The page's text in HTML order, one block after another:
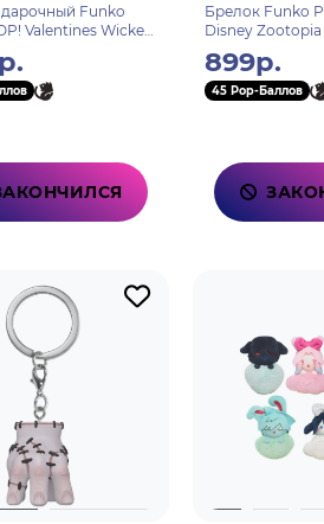
Funko
Valentines Wicked
Брелок Funko
Disney
899р.
45 Pop-Баллов